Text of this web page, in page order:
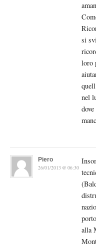
si
loro
nel
Piero
26/01/2013 @ 06:30
alla